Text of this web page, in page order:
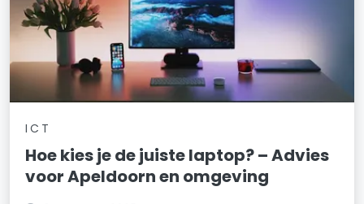
ICT
Hoe kies je de juiste laptop? – Advies
voor Apeldoorn en omgeving